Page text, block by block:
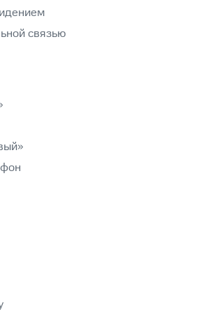
связью